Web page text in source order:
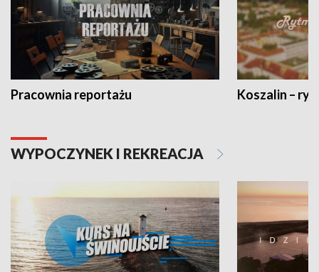
Pracownia reportażu Koszalin –
WYPOCZYNEK I REKREACJA